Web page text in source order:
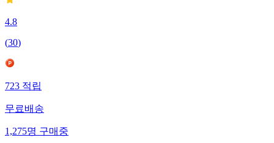
4.8
(30)
723적립
무료배송
1,275명구매중